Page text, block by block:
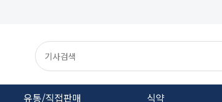
유통/직접판매 식약